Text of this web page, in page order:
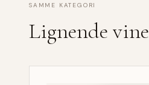
SAMME KATEGORI
Lignende vine